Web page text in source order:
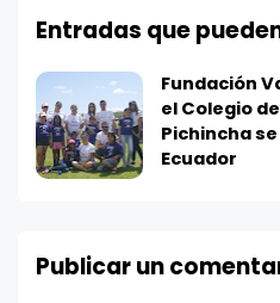
Entradas que
Fundación
el Colegio
Pichincha
Ecuador
Publicar un